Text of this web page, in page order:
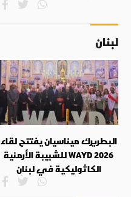
لبنان
البطريرك ميناسيان يفتتح لقاء
WAYD 2026 للشبيبة الأرمنية
الكاثوليكية في لبنان